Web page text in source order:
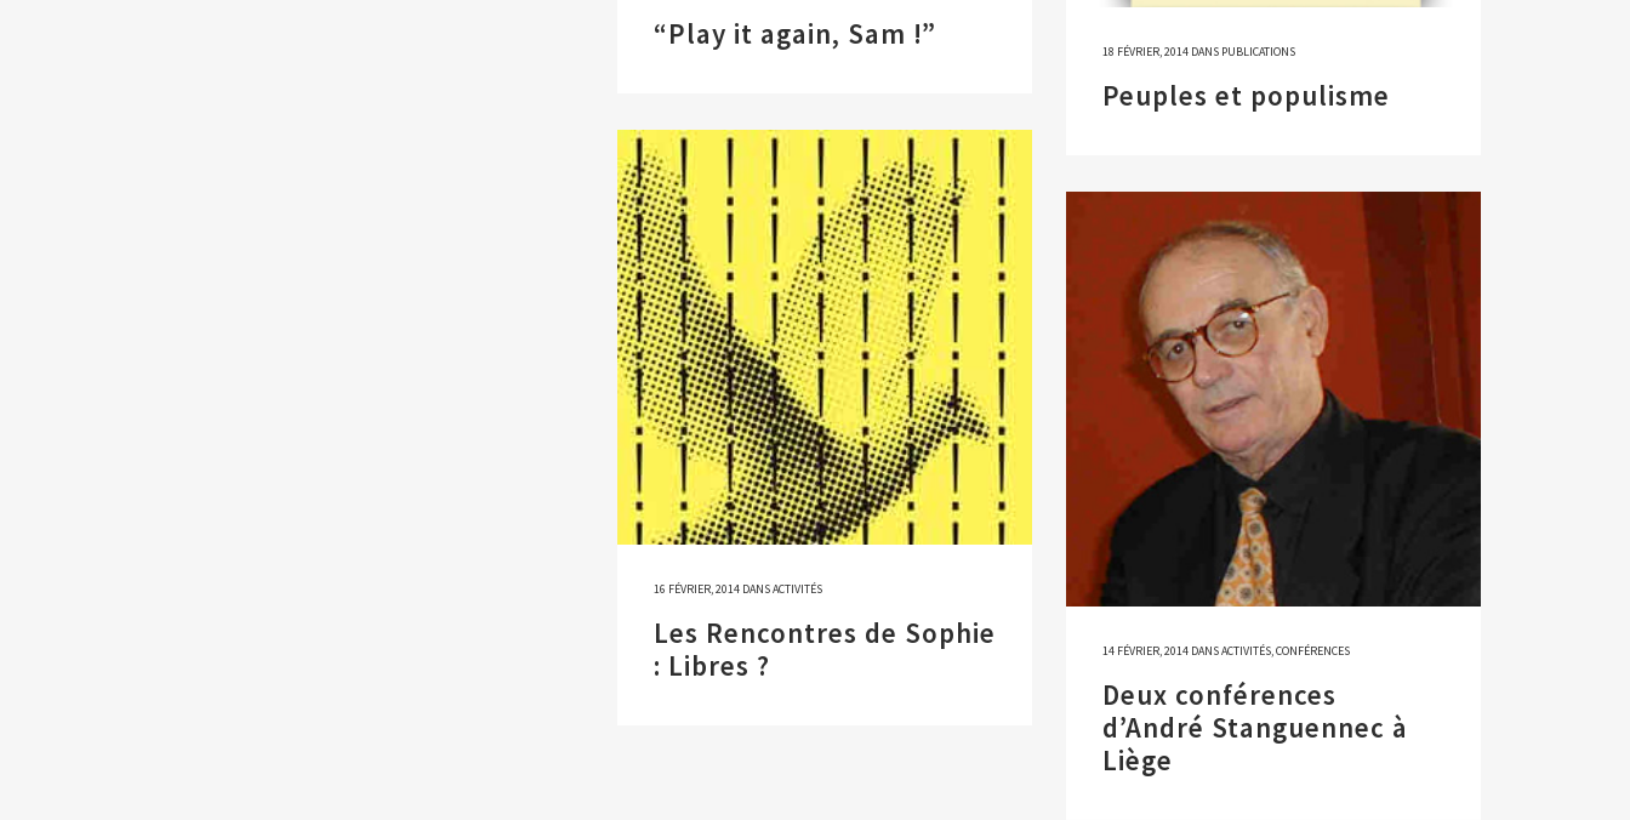
“Play it again, Sam !”
18 FÉVRIER, 2014DANS PUBLICATIONS
Peuples et populisme
16 FÉVRIER, 2014DANSACTIVITÉS
Les Rencontres de Sophie
: Libres ?
14 FÉVRIER, 2014DANSACTIVITÉS,CONFÉRENCES
Deux conférences
d’André Stanguennec à
Liège